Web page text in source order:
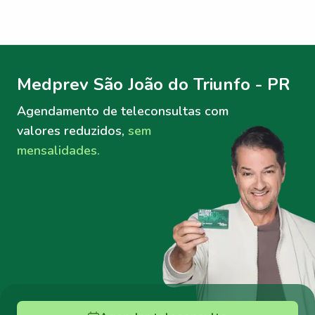
Medprev São João do Triunfo - PR
Agendamento de teleconsultas com
valores reduzidos, sem
mensalidades.